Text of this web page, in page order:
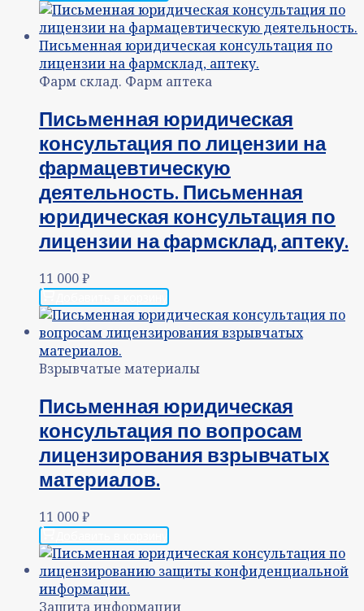
Фарм склад. Фарм аптека
Письменная юридическая
консультация по лицензии на
фармацевтическую
деятельность. Письменная
юридическая консультация по
лицензии на фармсклад, аптеку.
11 000₽
Взрывчатые материалы
Письменная юридическая
консультация по вопросам
лицензирования взрывчатых
материалов.
11 000₽
Защита информации